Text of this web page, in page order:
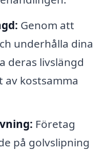
Genom att
underhålla dina
deras livslängd
av kostsamma
Företag
på golvslipning